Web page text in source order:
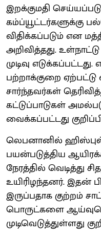
இறக்குமதி
கம்ப்யூட்டர்களுக்கு
விதிக்கப்படும் என
அறிவித்தது.
முடிவு
பற்றாக்குறை
சார்ந்தவர்கள்
கட்டுப்பாடுகள்
வைக்கப்பட்டது
லெபனானில்
பயன்படுத்திய
நேரத்தில் வெடித்து
உயிரிழந்தனர்.
இருப்பதாக குற்றம்
பொருட்களை
முடிவெடுத்துள்ளது